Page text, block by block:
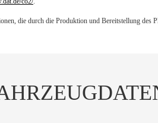
die durch die Produktion und Bereitstellung